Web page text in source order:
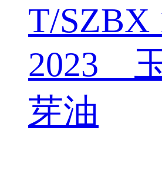
T/SZBX
2023
芽油